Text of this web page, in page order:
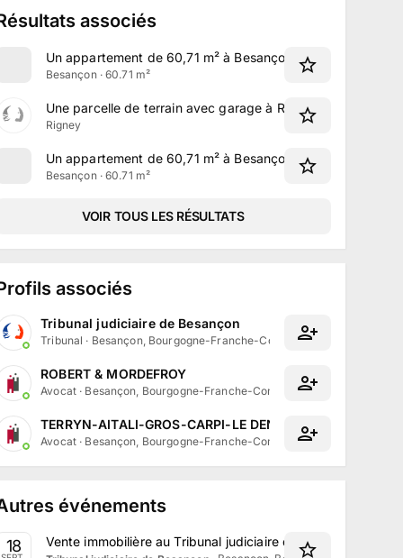
associés
Un appartement de 60,71 m² à Besançon
Besançon · 60.71 m²
Une parcelle de terrain avec garage à Rigney
Rigney
Un appartement de 60,71 m² à Besançon
Besançon · 60.71 m²
VOIR TOUS LES RÉSULTATS
associés
Tribunal judiciaire de Besançon
Tribunal · Besançon, Bourgogne-Franche-Comté
ROBERT & MORDEFROY
Avocat · Besançon, Bourgogne-Franche-Comté
TERRYN-AITALI-GROS-CARPI-LE DENMAT AVOCATS
Avocat · Besançon, Bourgogne-Franche-Comté
événements
18 Vente immobilière au Tribunal judiciaire de Besançon le 18